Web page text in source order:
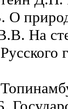
О
На